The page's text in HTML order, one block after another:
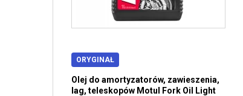
ORYGINAŁ
Olej do amortyzatorów, zawieszenia,
lag, teleskopów Motul Fork Oil Light